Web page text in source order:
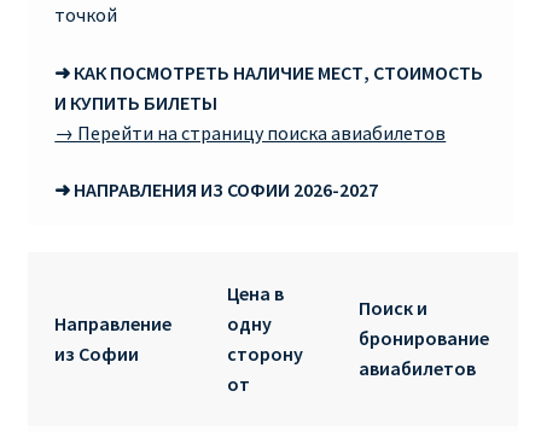
RYANAIR ТЕЛЬ-АВИВ, ЭЙЛАТ, ИЗРАИЛЬ
RYANAIR.COM НА РУССКОМ – кнфтфшкюсщь
Авиабилеты Ryanair на Тенерифе от €15
точкой
➜ КАК ПОСМОТРЕТЬ НАЛИЧИЕ МЕСТ, СТОИМОСТЬ
И КУПИТЬ БИЛЕТЫ
→ Перейти на страницу поиска авиабилетов
➜ НАПРАВЛЕНИЯ ИЗ СОФИИ 2026-2027
Направление
из Софии
Цена в
одну
сторону
от
Поиск и
бронирование
авиабилетов